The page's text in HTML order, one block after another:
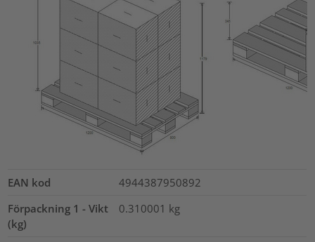
EAN kod
4944387950892
Förpackning 1 - Vikt
(kg)
0.310001 kg